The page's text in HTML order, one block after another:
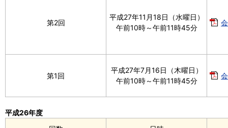
第2回
平成27年11月18日（水曜日）
午前10時～午前11時45分
第1回
平成27年7月16日（木曜日）
午前10時～午前11時45分
平成26年度